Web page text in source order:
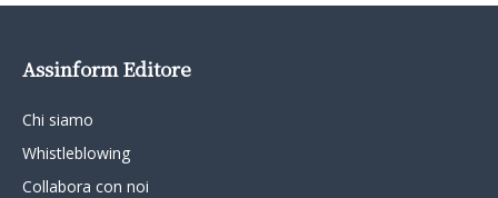
Assinform Editore
Chi siamo
Whistleblowing
Collabora con noi